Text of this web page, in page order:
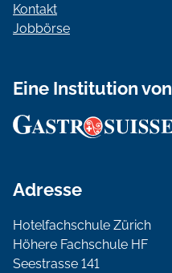
Kontakt
Jobbörse
Eine Institution von
Adresse
Hotelfachschule Zürich
Höhere Fachschule HF
Seestrasse 141